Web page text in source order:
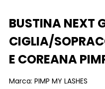
BUSTINA NEXT
CIGLIA/
E COREANA
Marca: PIMP MY LASHES